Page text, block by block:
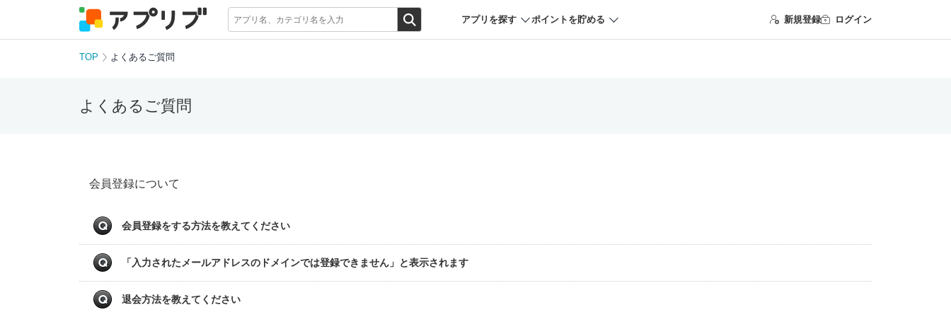
アプリを探す ポイントを貯める 新規登録 ログイン
TOP よくあるご質問
よくあるご質問
会員登録について
会員登録をする方法を教えてください
「入力されたメールアドレスのドメインでは登録できません」と表示されます
退会方法を教えてください